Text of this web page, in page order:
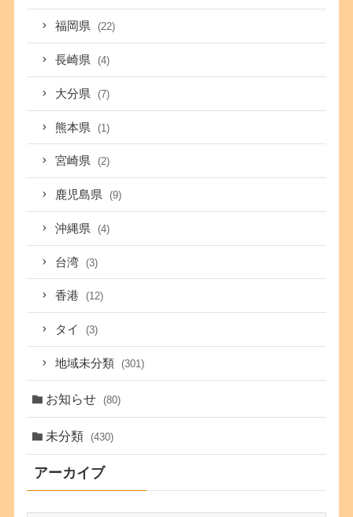
福岡県 (22)
長崎県 (4)
大分県 (7)
熊本県 (1)
宮崎県 (2)
鹿児島県 (9)
沖縄県 (4)
台湾 (3)
香港 (12)
タイ (3)
地域未分類 (301)
お知らせ (80)
未分類 (430)
アーカイブ